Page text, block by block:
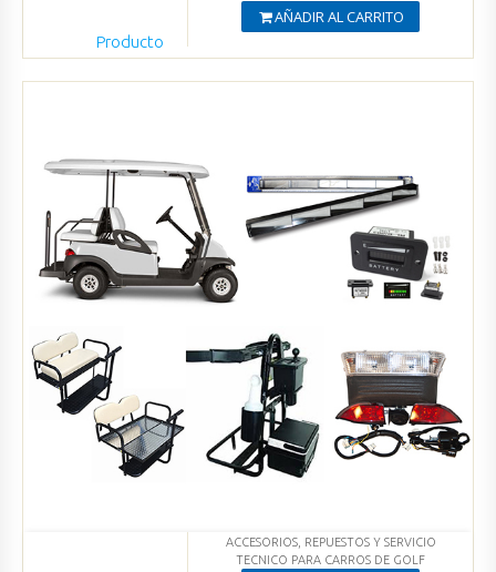
AÑADIR AL CARRITO
Producto
Ver productos
ACCESORIOS, REPUESTOS Y SERVICIO
TECNICO PARA CARROS DE GOLF